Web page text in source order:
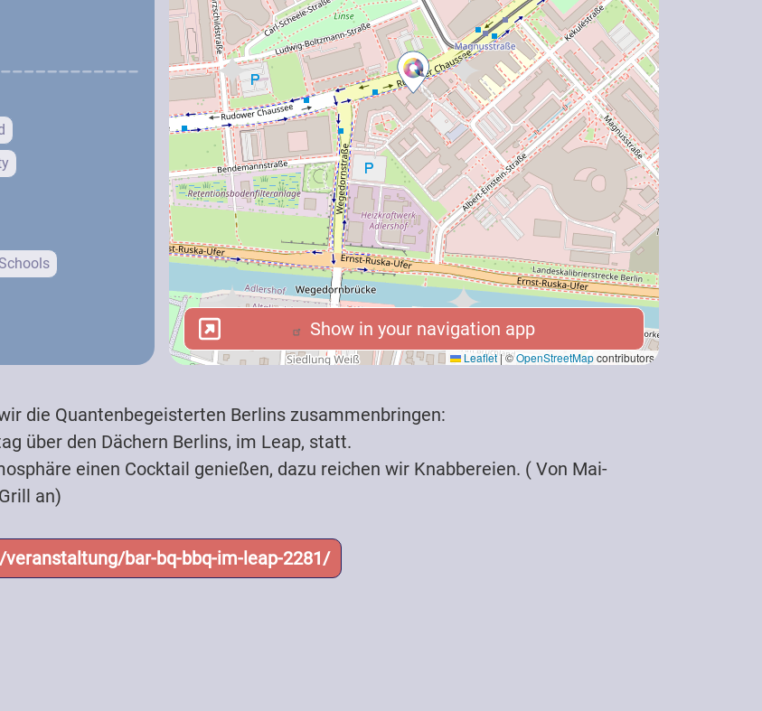
Teachers (School)
/ Media
Leaflet|©OpenStreetMapcontributors
Show in your navigation app
Show in your navigation app
die Quantenbegeisterten Berlins zusammenbringen:
über den Dächern Berlins, im Leap, statt.
einen Cocktail genießen, dazu reichen wir Knabbereien. ( Von Mai-
an)
bar-bq-bbq-im-leap-2281/